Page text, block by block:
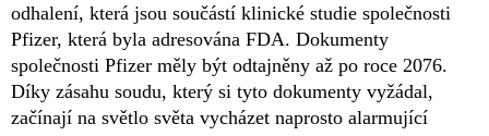
odhalení, která jsou součástí klinické studie společnosti
Pfizer, která byla adresována FDA. Dokumenty
společnosti Pfizer měly být odtajněny až po roce 2076.
Díky zásahu soudu, který si tyto dokumenty vyžádal,
začínají na světlo světa vycházet naprosto alarmující